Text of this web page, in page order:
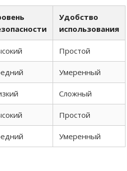
Удобство
использования
Простой
Умеренный
Сложный
Простой
Умеренный